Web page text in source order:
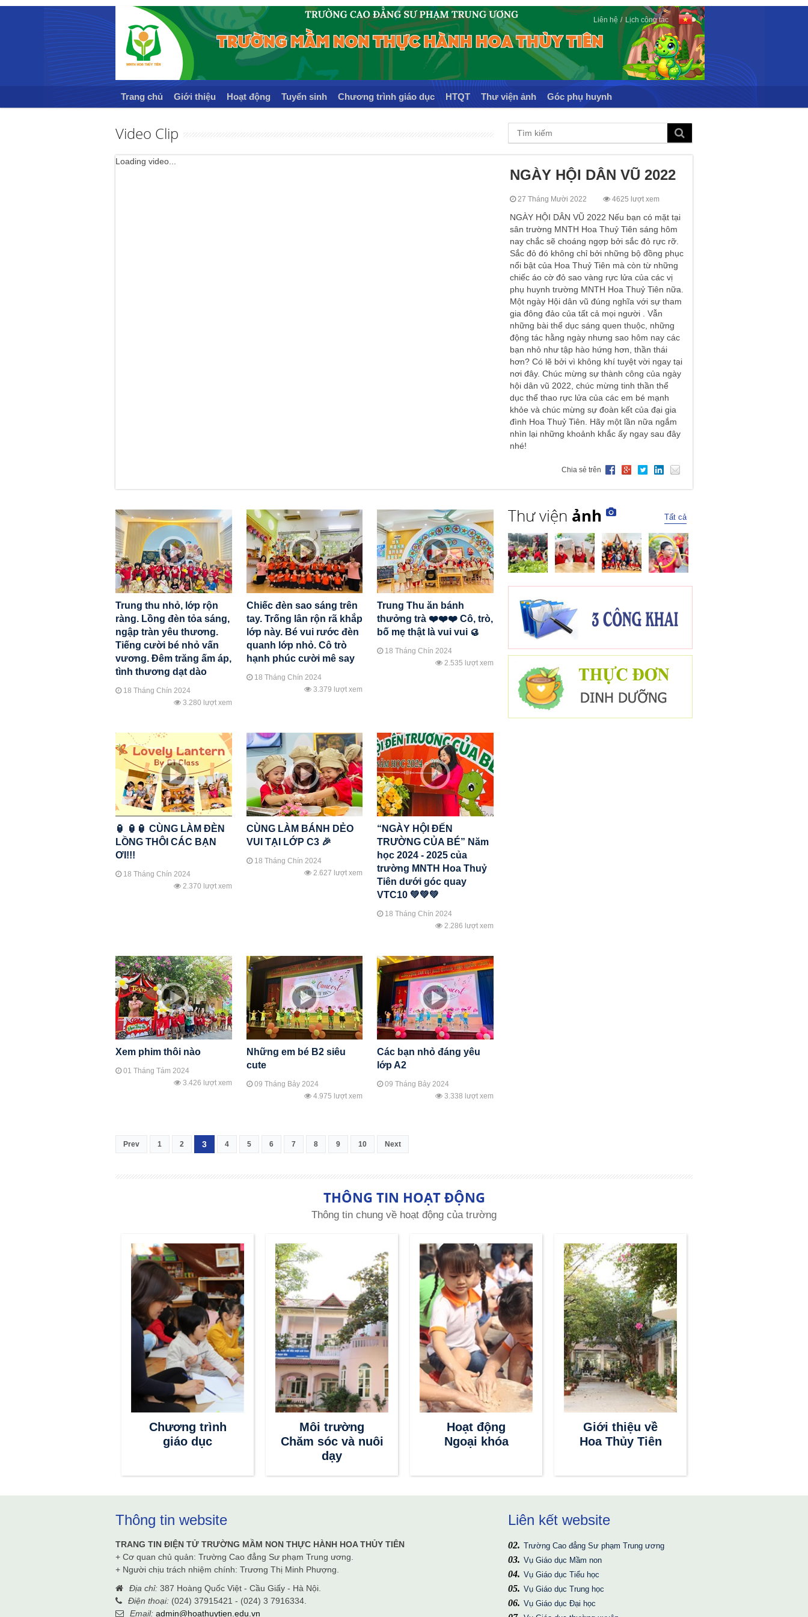
Liên hệ Lịch công tác
Trang chủ Giới thiệu Hoạt động Tuyển sinh Chương trình giáo dục HTQT Thư viện ảnh Góc phụ huynh
Video Clip
Loading video...
NGÀY HỘI DÂN VŨ 2022
27 Tháng Mười 2022 4625 lượt xem
NGÀY HỘI DÂN VŨ 2022 Nếu bạn có mặt tại
sân trường MNTH Hoa Thuỷ Tiên sáng hôm
nay chắc sẽ choáng ngợp bởi sắc đỏ rực rỡ.
Sắc đỏ đó không chỉ bởi những bộ đồng phục
nổi bật của Hoa Thuỷ Tiên mà còn từ những
chiếc áo cờ đỏ sao vàng rực lửa của các vị
phụ huynh trường MNTH Hoa Thuỷ Tiên nữa.
Một ngày Hội dân vũ đúng nghĩa với sự tham
gia đông đảo của tất cả mọi người . Vẫn
những bài thể dục sáng quen thuộc, những
động tác hằng ngày nhưng sao hôm nay các
bạn nhỏ như tập hào hứng hơn, thần thái
hơn? Có lẽ bởi vì không khí tuyệt vời ngay tại
nơi đây. Chúc mừng sự thành công của ngày
hội dân vũ 2022, chúc mừng tinh thần thể
dục thể thao rực lửa của các em bé mạnh
khỏe và chúc mừng sự đoàn kết của đại gia
đình Hoa Thuỷ Tiên. Hãy một lần nữa ngắm
nhìn lại những khoảnh khắc ấy ngay sau đây
nhé!
Chia sẻ trên
Trung thu nhỏ, lớp rộn
ràng. Lồng đèn tỏa sáng,
ngập tràn yêu thương.
Tiếng cười bé nhỏ vấn
vương. Đêm trăng ấm áp,
tình thương dạt dào
18 Tháng Chín 2024
3.280 lượt xem
Chiếc đèn sao sáng trên
tay. Trống lân rộn rã khắp
lớp này. Bé vui rước đèn
quanh lớp nhỏ. Cô trò
hạnh phúc cười mê say
18 Tháng Chín 2024
3.379 lượt xem
Trung Thu ăn bánh
thưởng trà ❤️❤️❤️ Cô, trò,
bố mẹ thật là vui vui 🥮
18 Tháng Chín 2024
2.535 lượt xem
🏮 🏮🏮 CÙNG LÀM ĐÈN
LỒNG THÔI CÁC BẠN
ƠI!!!
18 Tháng Chín 2024
2.370 lượt xem
CÙNG LÀM BÁNH DẺO
VUI TẠI LỚP C3 🎉
18 Tháng Chín 2024
2.627 lượt xem
“NGÀY HỘI ĐẾN
TRƯỜNG CỦA BÉ” Năm
học 2024 - 2025 của
trường MNTH Hoa Thuỷ
Tiên dưới góc quay
VTC10 💚💚💚
18 Tháng Chín 2024
2.286 lượt xem
Xem phim thôi nào
01 Tháng Tám 2024
3.426 lượt xem
Những em bé B2 siêu
cute
09 Tháng Bảy 2024
4.975 lượt xem
Các bạn nhỏ đáng yêu
lớp A2
09 Tháng Bảy 2024
3.338 lượt xem
Prev 1 2 3 4 5 6 7 8 9 10 Next
Thư viện ảnh Tất cả
THÔNG TIN HOẠT ĐỘNG
Thông tin chung về hoạt động của trường
Chương trình
giáo dục
Môi trường
Chăm sóc và nuôi
dạy
Hoạt động
Ngoại khóa
Giới thiệu về
Hoa Thủy Tiên
Thông tin website
TRANG TIN ĐIỆN TỬ TRƯỜNG MẦM NON THỰC HÀNH HOA THỦY TIÊN
+ Cơ quan chủ quản: Trường Cao đẳng Sư phạm Trung ương.
+ Người chịu trách nhiệm chính: Trương Thị Minh Phượng.
Địa chỉ: 387 Hoàng Quốc Việt - Cầu Giấy - Hà Nội.
Điện thoại: (024) 37915421 - (024) 3 7916334.
Email: admin@hoathuytien.edu.vn
Liên kết website
Trường Cao đẳng Sư phạm Trung ương
Vụ Giáo dục Mầm non
Vụ Giáo dục Tiểu học
Vụ Giáo dục Trung học
Vụ Giáo dục Đại học